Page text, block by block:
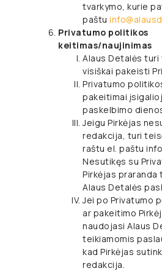
tvarkymo, kurie
paštu
Privatumo politikos
keitimas/naujinimas
Alaus Detalės
visiškai pakeisti
Privatumo
pakeitimai
paskelbimo
Jeigu Pirkėjas
redakcija, turi
raštu el. paštu
Nesutikęs su
Pirkėjas
Alaus Detalės
Jei po Privatumo
ar pakeitimo
naudojasi Alaus
teikiamomis
kad Pirkėjas
redakcija.